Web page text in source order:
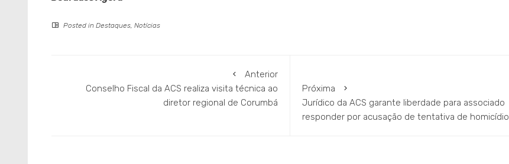
Posted in Destaques, Notícias
Anterior
Conselho Fiscal da ACS realiza visita técnica ao
diretor regional de Corumbá
Próxima
Jurídico da ACS garante liberdade para associado
responder por acusação de tentativa de homicídio